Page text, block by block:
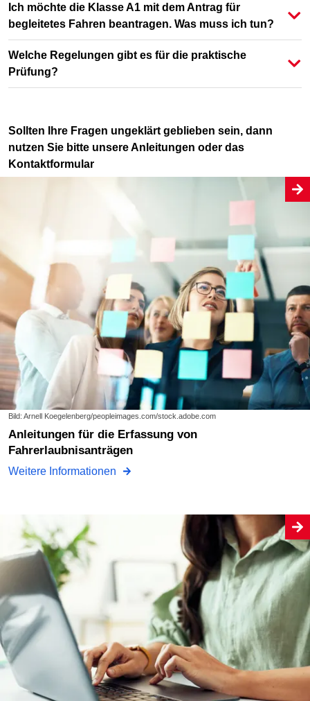
Ich möchte die Klasse A1 mit dem Antrag für
begleitetes Fahren beantragen. Was muss ich tun?
Welche Regelungen gibt es für die praktische
Prüfung?
Sollten Ihre Fragen ungeklärt geblieben sein, dann
nutzen Sie bitte unsere Anleitungen oder das
Kontaktformular
Bild: Arnell Koegelenberg/peopleimages.com/stock.adobe.com
Anleitungen für die Erfassung von
Fahrerlaubnisanträgen
Weitere Informationen